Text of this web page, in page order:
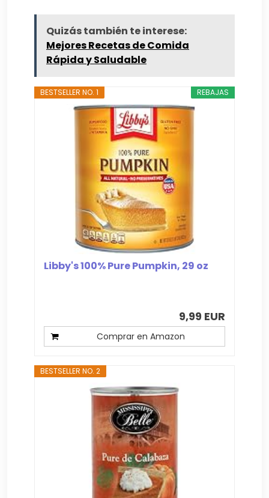
Quizás también te interese:
Mejores Recetas de Comida
Rápida y Saludable
REBAJAS
BESTSELLER NO. 1
Libby's 100% Pure Pumpkin, 29 oz
9,99 EUR
Comprar en Amazon
BESTSELLER NO. 2